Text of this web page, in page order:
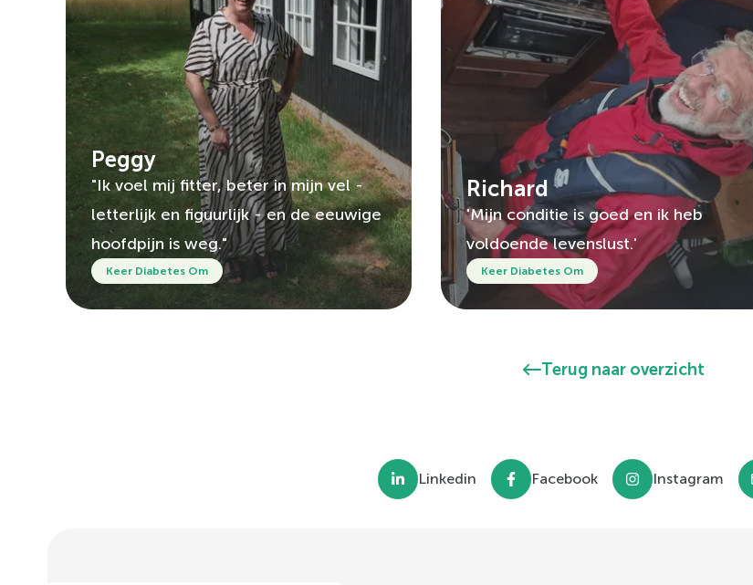
Peggy
"Ik voel mij fitter, beter in mijn vel -
letterlijk en figuurlijk - en de eeuwige
hoofdpijn is weg."
Keer Diabetes Om
Richard
'Mijn conditie is goed en ik heb
voldoende levenslust.'
Keer Diabetes Om
Terug naar overzicht
Linkedin Facebook Instagram